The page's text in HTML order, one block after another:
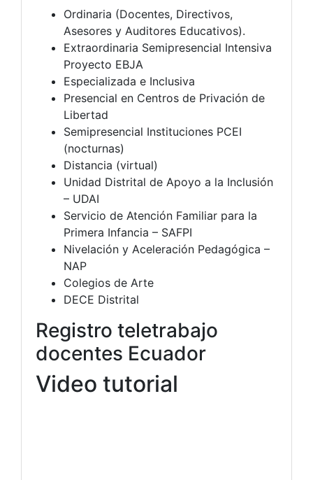
Ordinaria (Docentes, Directivos,
Asesores y Auditores Educativos).
Extraordinaria Semipresencial Intensiva
Proyecto EBJA
Especializada e Inclusiva
Presencial en Centros de Privación de
Libertad
Semipresencial Instituciones PCEI
(nocturnas)
Distancia (virtual)
Unidad Distrital de Apoyo a la Inclusión
– UDAI
Servicio de Atención Familiar para la
Primera Infancia – SAFPI
Nivelación y Aceleración Pedagógica –
NAP
Colegios de Arte
DECE Distrital
Registro teletrabajo
docentes Ecuador
Video tutorial